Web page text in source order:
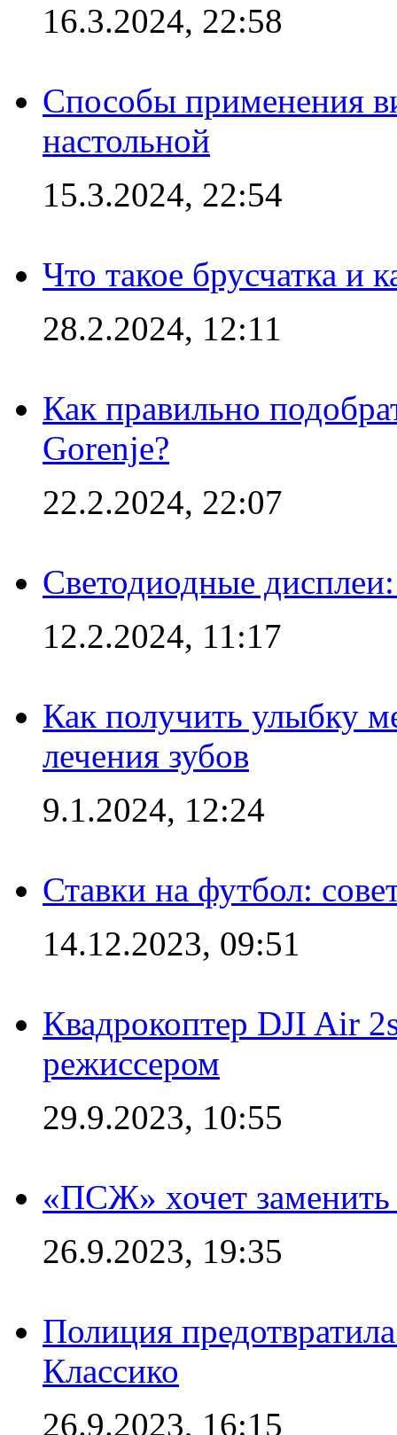
16.3.2024, 22:58
Способы применения
настольной
15.3.2024, 22:54
Что такое брусчатка и
28.2.2024, 12:11
Как правильно
Gorenje?
22.2.2024, 22:07
Светодиодные
12.2.2024, 11:17
Как получить улыбку
лечения зубов
9.1.2024, 12:24
Ставки на футбол:
14.12.2023, 09:51
Квадрокоптер DJI Air
режиссером
29.9.2023, 10:55
«ПСЖ» хочет
26.9.2023, 19:35
Полиция
Классико
26.9.2023, 16:15